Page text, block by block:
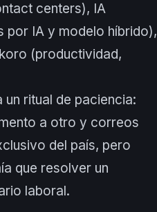
centers), IA
por IA y modelo híbrido),
(productividad,
ritual de paciencia:
a otro y correos
del país, pero
que resolver un
laboral.